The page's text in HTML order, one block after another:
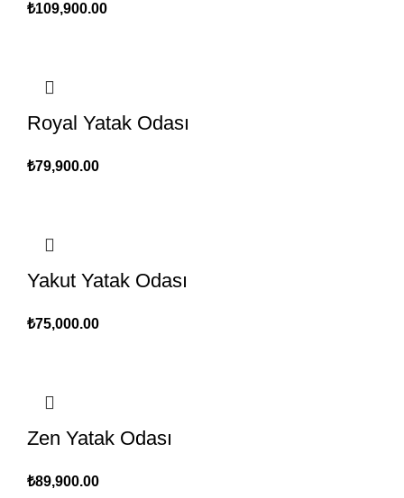
₺109,900.00
Royal Yatak Odası
₺79,900.00
Yakut Yatak Odası
₺75,000.00
Zen Yatak Odası
₺89,900.00